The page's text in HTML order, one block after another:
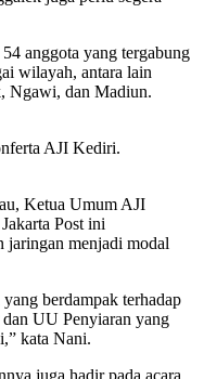
anggota yang tergabung
wilayah, antara lain
Ngawi, dan Madiun.
AJI Kediri.
Ketua Umum AJI
Post ini
jaringan menjadi modal
berdampak terhadap
UU Penyiaran yang
kata Nani.
juga hadir pada acara